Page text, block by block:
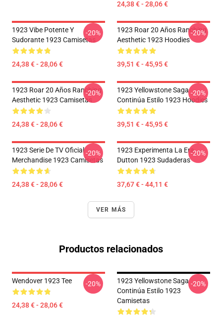
24,38 € - 28,06 €
1923 Vibe Potente Y
Sudorante 1923 Camisetas
24,38 € - 28,06 €
-20%
1923 Roar 20 Años Ranching
Aesthetic 1923 Hoodies
39,51 € - 45,95 €
-20%
1923 Roar 20 Años Ranching
Aesthetic 1923 Camisetas
24,38 € - 28,06 €
-20%
1923 Yellowstone Saga
Continúa Estilo 1923 Hoodies
39,51 € - 45,95 €
-20%
1923 Serie De TV Oficial
Merchandise 1923 Camisetas
24,38 € - 28,06 €
-20%
1923 Experimenta La Era
Dutton 1923 Sudaderas
37,67 € - 44,11 €
-20%
VER MÁS
Productos relacionados
Wendover 1923 Tee
24,38 € - 28,06 €
-20%
1923 Yellowstone Saga
Continúa Estilo 1923
Camisetas
-20%